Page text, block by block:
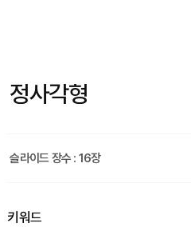
정사각형
슬라이드 장수 : 16장
키워드